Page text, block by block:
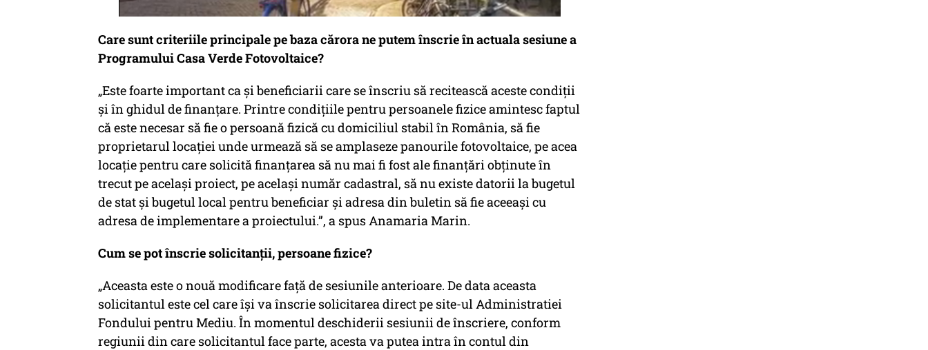
Care sunt criteriile principale pe baza cărora ne putem înscrie în actuala sesiune a
Programului Casa Verde Fotovoltaice?
„Este foarte important ca și beneficiarii care se înscriu să recitească aceste condiții
și în ghidul de finanțare. Printre condițiile pentru persoanele fizice amintesc faptul
că este necesar să fie o persoană fizică cu domiciliul stabil în România, să fie
proprietarul locației unde urmează să se amplaseze panourile fotovoltaice, pe acea
locație pentru care solicită finanțarea să nu mai fi fost ale finanțări obținute în
trecut pe același proiect, pe același număr cadastral, să nu existe datorii la bugetul
de stat și bugetul local pentru beneficiar și adresa din buletin să fie aceeași cu
adresa de implementare a proiectului.”, a spus Anamaria Marin.
Cum se pot înscrie solicitanții, persoane fizice?
„Aceasta este o nouă modificare față de sesiunile anterioare. De data aceasta
solicitantul este cel care își va înscrie solicitarea direct pe site-ul Administratiei
Fondului pentru Mediu. În momentul deschiderii sesiunii de înscriere, conform
regiunii din care solicitantul face parte, acesta va putea intra în contul din